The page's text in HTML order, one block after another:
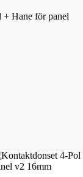
Hane för panel